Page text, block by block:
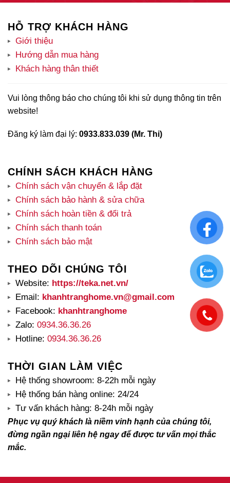
HỖ TRỢ KHÁCH HÀNG
Giới thiệu
Hướng dẫn mua hàng
Khách hàng thân thiết
Vui lòng thông báo cho chúng tôi khi sử dụng thông tin trên
website!
Đăng ký làm đại lý: 0933.833.039 (Mr. Thi)
CHÍNH SÁCH KHÁCH HÀNG
Chính sách vận chuyển & lắp đặt
Chính sách bảo hành & sửa chữa
Chính sách hoàn tiền & đổi trả
Chính sách thanh toán
Chính sách bảo mật
THEO DÕI CHÚNG TÔI
Website: https://teka.net.vn/
Email: khanhtranghome.vn@gmail.com
Facebook: khanhtranghome
Zalo: 0934.36.36.26
Hotline: 0934.36.36.26
THỜI GIAN LÀM VIỆC
Hệ thống showroom: 8-22h mỗi ngày
Hệ thống bán hàng online: 24/24
Tư vấn khách hàng: 8-24h mỗi ngày
Phục vụ quý khách là niềm vinh hạnh của chúng tôi,
đừng ngần ngại liên hệ ngay để được tư vấn mọi thắc
mắc.